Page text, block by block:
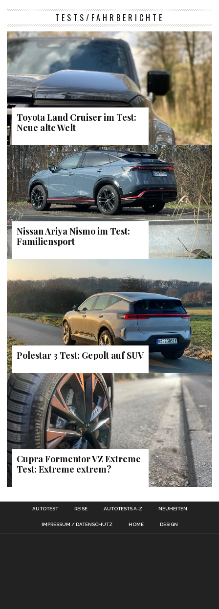
TESTS/FAHRBERICHTE
Toyota Land Cruiser im Test:
Neue alte Welt
Nissan Ariya Nismo im Test:
Familiensport
Polestar 3 Test: Gepolt auf SUV
Cupra Formentor VZ Extreme
Test: Extreme extrem?
AUTOTEST REISE AUTOTESTS A-Z NEUHEITEN
IMPRESSUM / DATENSCHUTZ HOME DESIGN